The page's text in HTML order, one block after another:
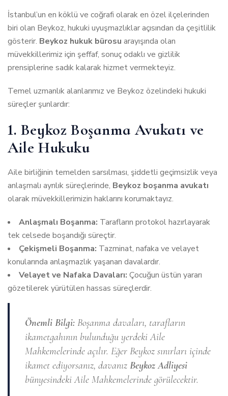
İstanbul’un en köklü ve coğrafi olarak en özel ilçelerinden
biri olan Beykoz, hukuki uyuşmazlıklar açısından da çeşitlilik
gösterir. Beykoz hukuk bürosu arayışında olan
müvekkillerimiz için şeffaf, sonuç odaklı ve gizlilik
prensiplerine sadık kalarak hizmet vermekteyiz.
Temel uzmanlık alanlarımız ve Beykoz özelindeki hukuki
süreçler şunlardır:
1. Beykoz Boşanma Avukatı ve
Aile Hukuku
Aile birliğinin temelden sarsılması, şiddetli geçimsizlik veya
anlaşmalı ayrılık süreçlerinde, Beykoz boşanma avukatı
olarak müvekkillerimizin haklarını korumaktayız.
Anlaşmalı Boşanma: Tarafların protokol hazırlayarak
tek celsede boşandığı süreçtir.
Çekişmeli Boşanma: Tazminat, nafaka ve velayet
konularında anlaşmazlık yaşanan davalardır.
Velayet ve Nafaka Davaları: Çocuğun üstün yararı
gözetilerek yürütülen hassas süreçlerdir.
Önemli Bilgi: Boşanma davaları, tarafların
ikametgahının bulunduğu yerdeki Aile
Mahkemelerinde açılır. Eğer Beykoz sınırları içinde
ikamet ediyorsanız, davanız Beykoz Adliyesi
bünyesindeki Aile Mahkemelerinde görülecektir.